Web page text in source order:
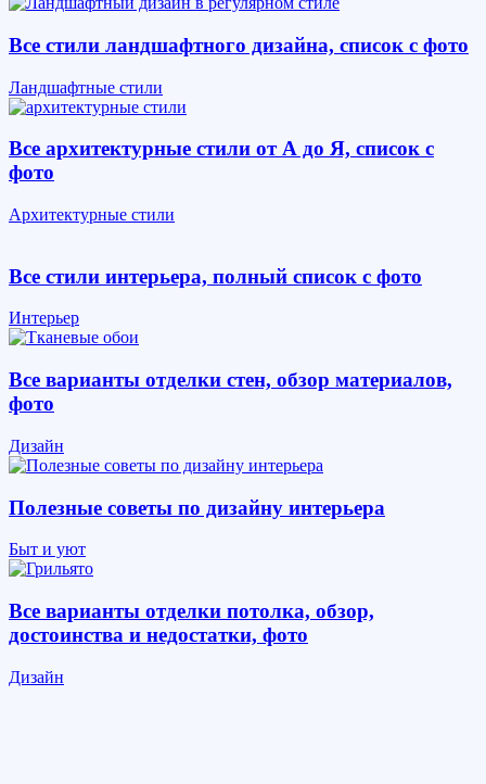
Все стили ландшафтного дизайна, список с фото
Ландшафтные стили
Все архитектурные стили от А до Я, список с
фото
Архитектурные стили
Все стили интерьера, полный список с фото
Интерьер
Все варианты отделки стен, обзор материалов,
фото
Дизайн
Полезные советы по дизайну интерьера
Быт и уют
Все варианты отделки потолка, обзор,
достоинства и недостатки, фото
Дизайн